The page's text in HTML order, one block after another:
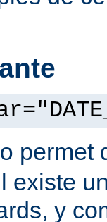
permet
existe
y